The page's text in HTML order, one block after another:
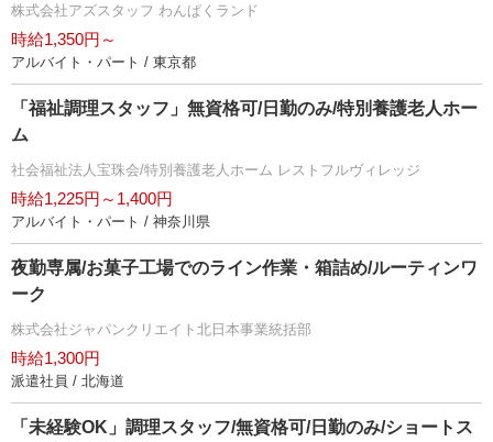
株式会社アズスタッフ わんぱくランド
時給1,350円～
アルバイト・パート / 東京都
「福祉調理スタッフ」無資格可/日勤のみ/特別養護老人ホー
ム
社会福祉法人宝珠会/特別養護老人ホーム レストフルヴィレッジ
時給1,225円～1,400円
アルバイト・パート / 神奈川県
夜勤専属/お菓子工場でのライン作業・箱詰め/ルーティンワ
ーク
株式会社ジャパンクリエイト北日本事業統括部
時給1,300円
派遣社員 / 北海道
「未経験OK」調理スタッフ/無資格可/日勤のみ/ショートス